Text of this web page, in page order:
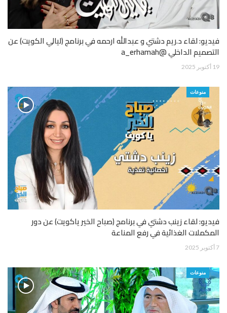
فيديو: لقاء د.ريم دشتي و عبدالله ارحمه في برنامج (ليالي الكويت) عن
التصميم الداخلي @a_erhamah
19 أكتوبر 2025
منوعات
فيديو: لقاء زينب دشتي في برنامج (صباح الخير ياكويت) عن دور
المكملات الغذائية في رفع المناعة
7 أكتوبر 2025
منوعات